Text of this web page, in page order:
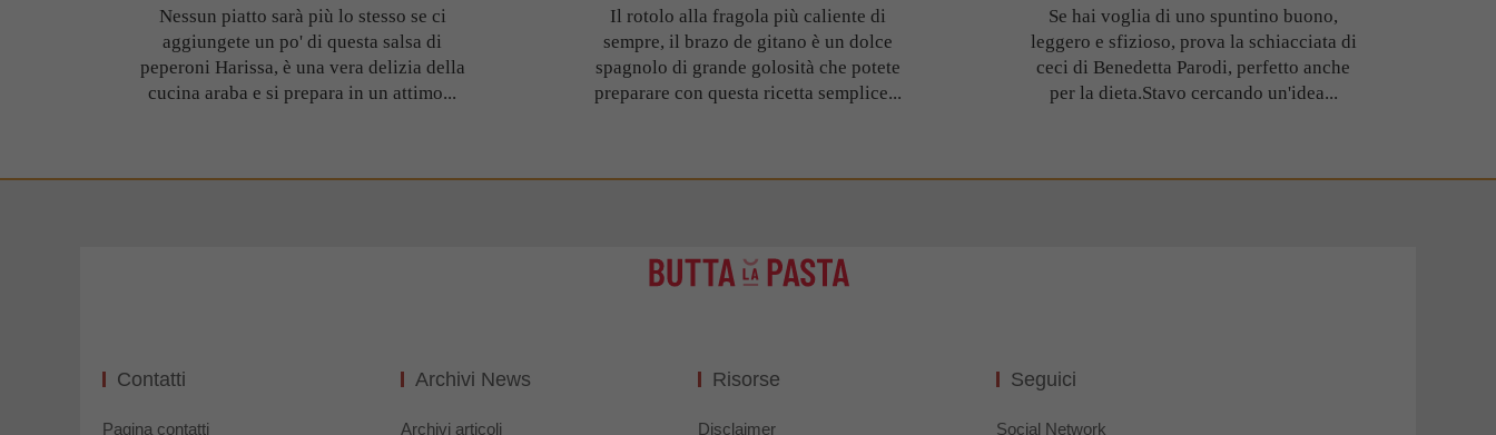
Nessun piatto sarà più lo stesso se ci
aggiungete un po' di questa salsa di
peperoni Harissa, è una vera delizia della
cucina araba e si prepara in un attimo...
Il rotolo alla fragola più caliente di
sempre, il brazo de gitano è un dolce
spagnolo di grande golosità che potete
preparare con questa ricetta semplice...
Se hai voglia di uno spuntino buono,
leggero e sfizioso, prova la schiacciata di
ceci di Benedetta Parodi, perfetto anche
per la dieta.Stavo cercando un'idea...
Contatti
Pagina contatti
Archivi News
Archivi articoli
Risorse
Disclaimer
Seguici
Social Network